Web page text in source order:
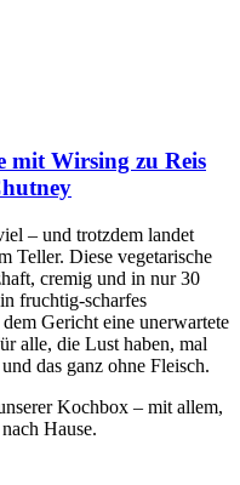
mit Wirsing zu Reis
– und trotzdem landet
Teller. Diese vegetarische
cremig und in nur 30
fruchtig-scharfes
Gericht eine unerwartete
alle, die Lust haben, mal
das ganz ohne Fleisch.
Kochbox – mit allem,
Hause.